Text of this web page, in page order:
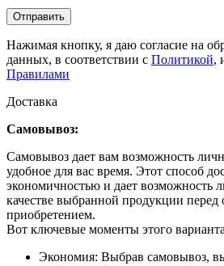
Отправить
Нажимая кнопку, я даю согласие на
данных, в соответствии с Политикой,
Правилами
Доставка
Самовывоз:
Самовывоз дает вам возможность
удобное для вас время. Этот способ
экономичностью и дает возможность
качестве выбранной продукции перед
приобретением.
Вот ключевые моменты этого
Экономия: Выбрав самовывоз,